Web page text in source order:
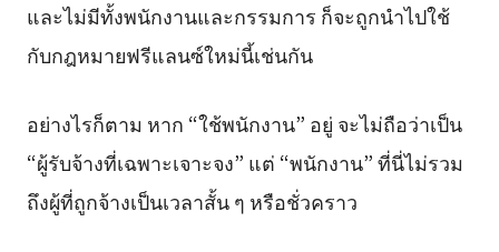
และไม่มีทั้งพนักงานและกรรมการ ก็จะถูกนำไปใช้
กับกฎหมายฟรีแลนซ์ใหม่นี้เช่นกัน
อย่างไรก็ตาม หาก “ใช้พนักงาน” อยู่ จะไม่ถือว่าเป็น
“ผู้รับจ้างที่เฉพาะเจาะจง” แต่ “พนักงาน” ที่นี่ไม่รวม
ถึงผู้ที่ถูกจ้างเป็นเวลาสั้น ๆ หรือชั่วคราว